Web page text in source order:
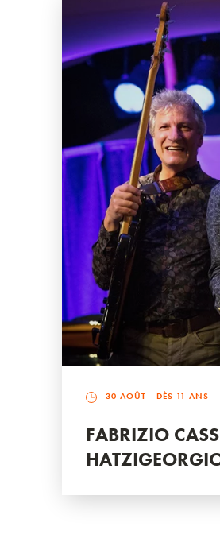
30 AOÛT - DÈS 11 ANS
FABRIZIO